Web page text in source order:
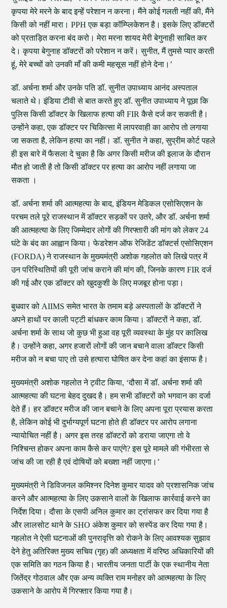
कृपया मेरे मरने के बाद इन्हें परेशान न करना। मैंने कोई गलती नहीं की, मैंने
किसी को नहीं मारा। PPH एक बड़ा कॉम्प्लिकेशन है। इसके लिए डॉक्टरों
को प्रताड़ित करना बंद करो। मेरा मरना शायद मेरी बेगुनाही साबित कर
दे। कृपया बेगुनाह डॉक्टरों को परेशान न करें। सुनीत, मैं तुमसे प्यार करती
हूं, मेरे बच्चों को उनकी माँ की कमी महसूस नहीं होने देना।’
डॉ. अर्चना शर्मा और उनके पति डॉ. सुनीत उपाध्याय आनंद अस्पताल
चलाते थे। इंडिया टीवी से बात करते हुए डॉ. सुनीत उपाध्याय ने पूछा कि
पुलिस किसी डॉक्टर के खिलाफ हत्या की FIR कैसे दर्ज कर सकती है।
उन्होंने कहा, एक डॉक्टर पर चिकित्सा में लापरवाही का आरोप तो लगाया
जा सकता है, लेकिन हत्या का नहीं। डॉ. सुनीत ने कहा, सुप्रीम कोर्ट पहले
ही इस बारे में फैसला दे चुका है कि अगर किसी मरीज की इलाज के दौरान
मौत हो जाती है तो किसी डॉक्टर पर हत्या का आरोप नहीं लगाया जा
सकता ।
डॉ. अर्चना शर्मा की आत्महत्या के बाद, इंडियन मेडिकल एसोसिएशन के
परचम तले पूरे राजस्थान में डॉक्टर सड़कों पर उतरे, और डॉ. अर्चना शर्मा
की आत्महत्या के लिए जिम्मेदार लोगों की गिरफ्तारी की मांग को लेकर 24
घंटे के बंद का आह्वान किया। फेडरेशन ऑफ रेजिडेंट डॉक्टर्स एसोसिएशन
(FORDA) ने राजस्थान के मुख्यमंत्री अशोक गहलोत को लिखे पत्र में
उन परिस्थितियों की पूरी जांच कराने की मांग की, जिनके कारण FIR दर्ज
की गई और एक डॉक्टर को खुदकुशी के लिए मजबूर होना पड़ा।
बुधवार को AIIMS समेत भारत के तमाम बड़े अस्पतालों के डॉक्टरों ने
अपने हाथों पर काली पट्टी बांधकर काम किया। डॉक्टरों ने कहा, डॉ.
अर्चना शर्मा के साथ जो कुछ भी हुआ वह पूरी व्यवस्था के मुंह पर कालिख
है। उन्होंने कहा, अगर हजारों लोगों की जान बचाने वाला डॉक्टर किसी
मरीज को न बचा पाए तो उसे हत्यारा घोषित कर देना कहां का इंसाफ है।
मुख्यमंत्री अशोक गहलोत ने ट्वीट किया, ‘दौसा में डॉ. अर्चना शर्मा की
आत्महत्या की घटना बेहद दुखद है। हम सभी डॉक्टरों को भगवान का दर्जा
देते हैं। हर डॉक्टर मरीज की जान बचाने के लिए अपना पूरा प्रयास करता
है, लेकिन कोई भी दुर्भाग्यपूर्ण घटना होते ही डॉक्टर पर आरोप लगाना
न्यायोचित नहीं है। अगर इस तरह डॉक्टरों को डराया जाएगा तो वे
निश्चिन्त होकर अपना काम कैसे कर पाएंगे? इस पूरे मामले की गंभीरता से
जांच की जा रही है एवं दोषियों को बख्शा नहीं जाएगा।’
मुख्यमंत्री ने डिविजनल कमिश्नर दिनेश कुमार यादव को प्रशासनिक जांच
करने और आत्महत्या के लिए उकसाने वालों के खिलाफ कार्रवाई करने का
निर्देश दिया। दौसा के एसपी अनिल कुमार का ट्रांसफर कर दिया गया है
और लालसोट थाने के SHO अंकेश कुमार को सस्पेंड कर दिया गया है।
गहलोत ने ऐसी घटनाओं की पुनरावृत्ति को रोकने के लिए आवश्यक सुझाव
देने हेतु अतिरिक्त मुख्य सचिव (गृह) की अध्यक्षता में वरिष्ठ अधिकारियों की
एक समिति का गठन किया है। भारतीय जनता पार्टी के एक स्थानीय नेता
जितेंद्र गोठवाल और एक अन्य व्यक्ति राम मनोहर को आत्महत्या के लिए
उकसाने के आरोप में गिरफ्तार किया गया है।